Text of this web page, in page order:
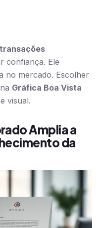
transações
confiança. Ele
no mercado. Escolher
Gráfica Boa Vista
visual.
Amplia a
da